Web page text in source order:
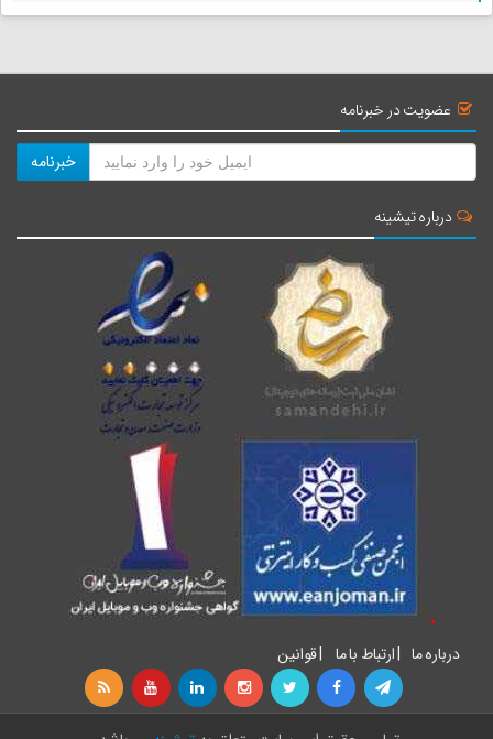
عضویت در خبرنامه
خبرنامه
درباره تیشینه
درباره ما |ارتباط با ما |قوانین